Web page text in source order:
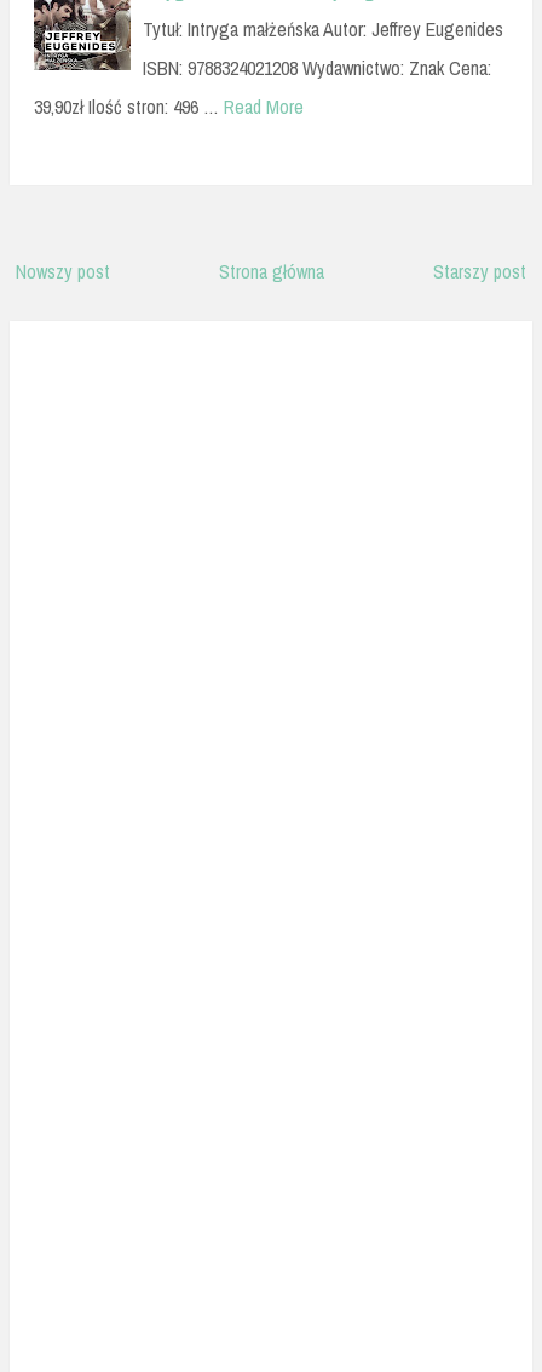
Tytuł: Intryga małżeńska Autor: Jeffrey Eugenides
ISBN: 9788324021208 Wydawnictwo: Znak Cena:
39,90zł Ilość stron: 496 … Read More
Nowszy post Starszy post
Strona główna